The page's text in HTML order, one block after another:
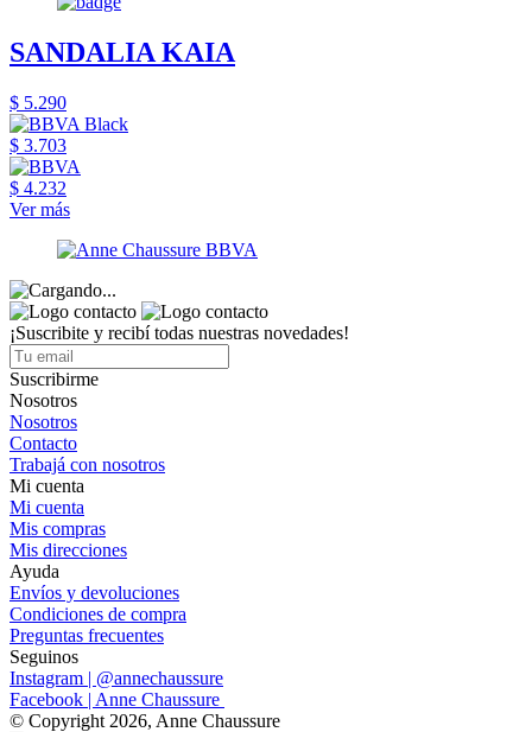
SANDALIA KAIA
$ 5.290
$ 3.703
$ 4.232
Ver más
¡Suscribite y recibí todas nuestras novedades!
Suscribirme
Nosotros
Nosotros
Contacto
Trabajá con nosotros
Mi cuenta
Mi cuenta
Mis compras
Mis direcciones
Ayuda
Envíos y devoluciones
Condiciones de compra
Preguntas frecuentes
Seguinos
Instagram | @annechaussure
Facebook | Anne Chaussure
© Copyright 2026, Anne Chaussure